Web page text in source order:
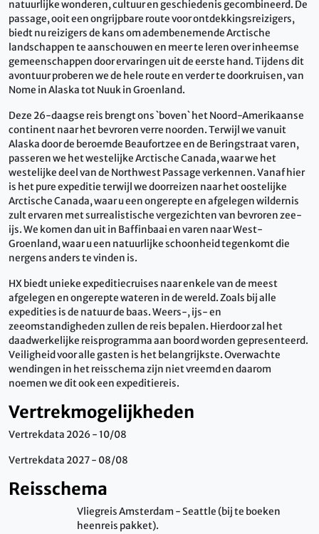
natuurlijke wonderen, cultuur en geschiedenis gecombineerd. De
passage, ooit een ongrijpbare route voor ontdekkingsreizigers,
biedt nu reizigers de kans om adembenemende Arctische
landschappen te aanschouwen en meer te leren over inheemse
gemeenschappen door ervaringen uit de eerste hand. Tijdens dit
avontuur proberen we de hele route en verder te doorkruisen, van
Nome in Alaska tot Nuuk in Groenland.
Deze 26-daagse reis brengt ons `boven` het Noord-Amerikaanse
continent naar het bevroren verre noorden. Terwijl we vanuit
Alaska door de beroemde Beaufortzee en de Beringstraat varen,
passeren we het westelijke Arctische Canada, waar we het
westelijke deel van de Northwest Passage verkennen. Vanaf hier
is het pure expeditie terwijl we doorreizen naar het oostelijke
Arctische Canada, waar u een ongerepte en afgelegen wildernis
zult ervaren met surrealistische vergezichten van bevroren zee-
ijs. We komen dan uit in Baffinbaai en varen naar West-
Groenland, waar u een natuurlijke schoonheid tegenkomt die
nergens anders te vinden is.
HX biedt unieke expeditiecruises naar enkele van de meest
afgelegen en ongerepte wateren in de wereld. Zoals bij alle
expedities is de natuur de baas. Weers-, ijs- en
zeeomstandigheden zullen de reis bepalen. Hierdoor zal het
daadwerkelijke reisprogramma aan boord worden gepresenteerd.
Veiligheid voor alle gasten is het belangrijkste. Overwachte
wendingen in het reisschema zijn niet vreemd en daarom
noemen we dit ook een expeditiereis.
Vertrekmogelijkheden
Vertrekdata 2026 - 10/08
Vertrekdata 2027 - 08/08
Reisschema
Vliegreis Amsterdam - Seattle (bij te boeken
heenreis pakket).